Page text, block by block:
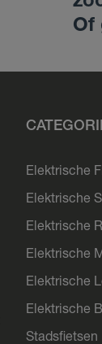
Of
Elektrische
Elektrische
Elektrische
Elektrische
Elektrische
Elektrische
Stadsfietsen